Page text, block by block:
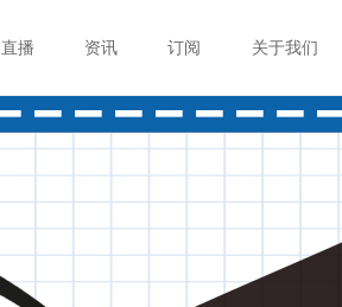
直播 资讯 订阅 关于我们